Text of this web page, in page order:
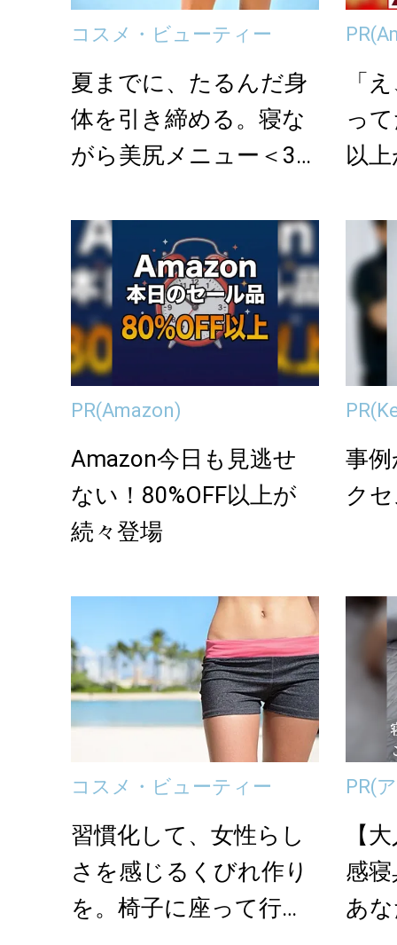
コスメ・ビューティー
夏までに、たるんだ身
体を引き締める。寝な
がら美尻メニュー＜3選
PR
「
っ
以
PR(Amazon)
Amazon今日も見逃せ
ない！80%OFF以上が
続々登場
PR
事
ク
コスメ・ビューティー
習慣化して、女性らし
さを感じるくびれ作り
を。椅子に座って行う
PR(
【
感
あ